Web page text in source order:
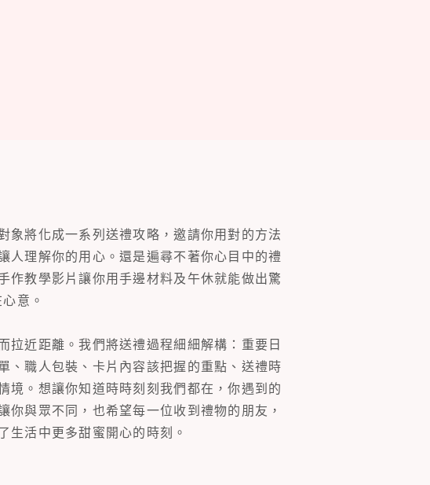
象將化成一系列送禮攻略，邀請你用對的方法
人理解你的用心。還是遍尋不著你心目中的禮
作教學影片讓你用手邊材料及午休就能做出驚
意。
拉近距離。我們將送禮過程細細解構：重要日
、職人包裝、卡片內容該把握的重點、送禮時
境。想讓你知道時時刻刻我們都在，你遇到的
你與眾不同，也希望每一位收到禮物的朋友，
生活中更多甜蜜開心的時刻。